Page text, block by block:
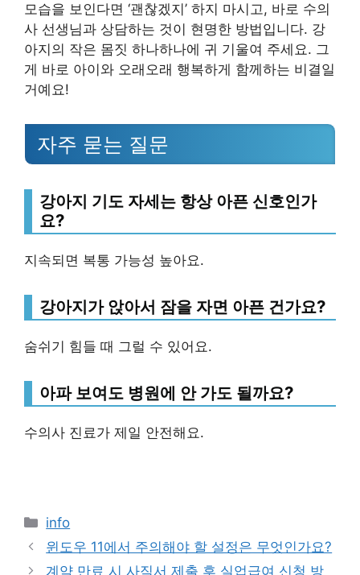
모습을 보인다면 ‘괜찮겠지’ 하지 마시고, 바로 수의
사 선생님과 상담하는 것이 현명한 방법입니다. 강
아지의 작은 몸짓 하나하나에 귀 기울여 주세요. 그
게 바로 아이와 오래오래 행복하게 함께하는 비결일
거예요!
자주 묻는 질문
강아지 기도 자세는 항상 아픈 신호인가
요?
지속되면 복통 가능성 높아요.
강아지가 앉아서 잠을 자면 아픈 건가요?
숨쉬기 힘들 때 그럴 수 있어요.
아파 보여도 병원에 안 가도 될까요?
수의사 진료가 제일 안전해요.
Categories
info
윈도우 11에서 주의해야 할 설정은 무엇인가요?
계약 만료 시 사직서 제출 후 실업급여 신청 방